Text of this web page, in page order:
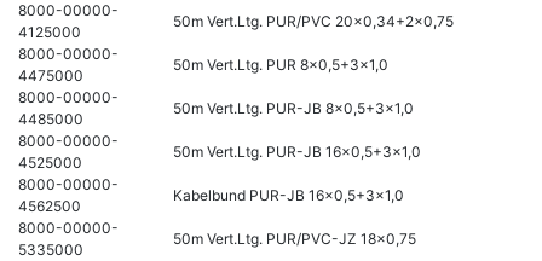
8000-00000-
4125000
50m Vert.Ltg. PUR/PVC 20x0,34+2x0,75
8000-00000-
4475000
50m Vert.Ltg. PUR 8x0,5+3x1,0
8000-00000-
4485000
50m Vert.Ltg. PUR-JB 8x0,5+3x1,0
8000-00000-
4525000
50m Vert.Ltg. PUR-JB 16x0,5+3x1,0
8000-00000-
4562500
Kabelbund PUR-JB 16x0,5+3x1,0
8000-00000-
5335000
50m Vert.Ltg. PUR/PVC-JZ 18x0,75